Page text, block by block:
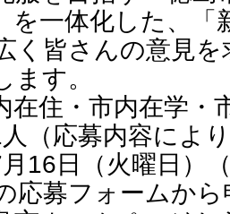
を一体化した、「
く皆さんの意見
ます。
在住・市内在学
人（応募内容によ
月16日（火曜日）
応募フォームか